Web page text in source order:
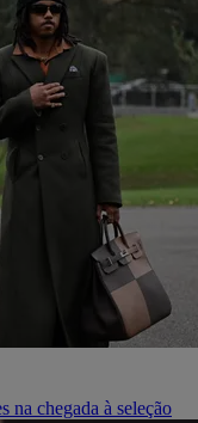
na chegada à seleção